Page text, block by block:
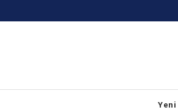
KARGO BEDAVA ve
Yeni